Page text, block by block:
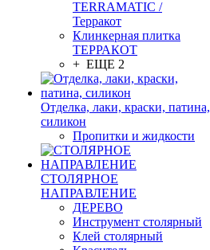
TERRAMATIC /
Терракот
Клинкерная плитка
ТЕРРАКОТ
+ ЕЩЕ 2
Отделка, лаки, краски, патина,
силикон
Пропитки и жидкости
СТОЛЯРНОЕ
НАПРАВЛЕНИЕ
ДЕРЕВО
Инструмент столярный
Клей столярный